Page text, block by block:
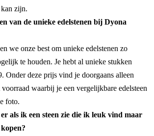
kan zijn.
van de unieke edelstenen bij Dyona
we onze best om unieke edelstenen zo
te houden. Je hebt al unieke stukken
Onder deze prijs vind je doorgaans alleen
voorraad waarbij je een vergelijkbare edelsteen
foto.
als ik een steen zie die ik leuk vind maar